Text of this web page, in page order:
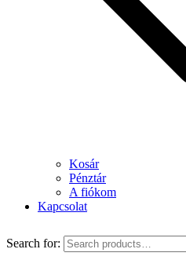
Kosár
Pénztár
A fiókom
Kapcsolat
Search for: